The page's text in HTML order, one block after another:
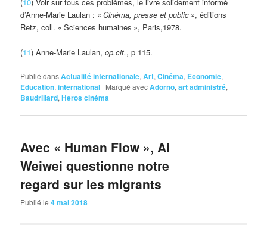
d’Anne-Marie Laulan : « Cinéma, presse et public », éditions
Retz, coll. « Sciences humaines », Paris,1978.
(11) Anne-Marie Laulan,op.cit., p 115.
Publié dansActualité internationale,Art,Cinéma, Economie,
Education,international | Marqué avecAdorno,art administré,
Baudrillard,Heros cinéma
Avec « Human Flow », Ai
Weiwei questionne notre
regard sur les migrants
Publié le4 mai 2018